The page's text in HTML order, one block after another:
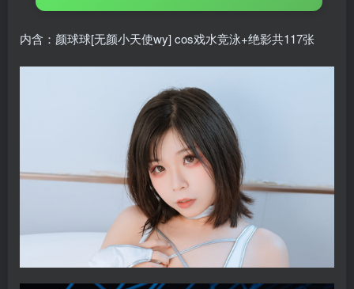
内含：颜球球[无颜小天使wy] cos戏水竞泳+绝影共117张